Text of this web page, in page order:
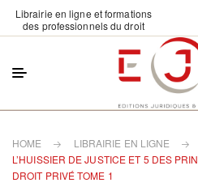
Librairie en ligne et formations
des professionnels du droit
HOME LIBRAIRIE EN LIGNE
L’HUISSIER DE JUSTICE ET 5 DES
DROIT PRIVÉ TOME 1